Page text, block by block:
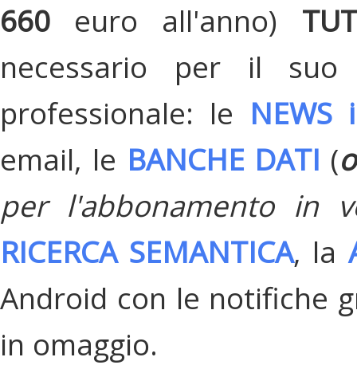
660 euro all'anno)
necessario per il suo
professionale: le
email, le BANCHE DATI (
per l'abbonamento in
RICERCA SEMANTICA, la
Android con le notifiche
in omaggio.